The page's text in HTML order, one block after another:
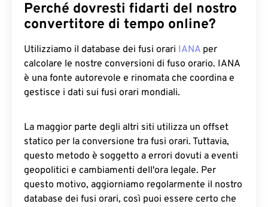
Perché dovresti fidarti del nostro
convertitore di tempo online?
Utilizziamo il database dei fusi orari IANA per
calcolare le nostre conversioni di fuso orario. IANA
è una fonte autorevole e rinomata che coordina e
gestisce i dati sui fusi orari mondiali.
La maggior parte degli altri siti utilizza un offset
statico per la conversione tra fusi orari. Tuttavia,
questo metodo è soggetto a errori dovuti a eventi
geopolitici e cambiamenti dell'ora legale. Per
questo motivo, aggiorniamo regolarmente il nostro
database dei fusi orari, così puoi essere certo che